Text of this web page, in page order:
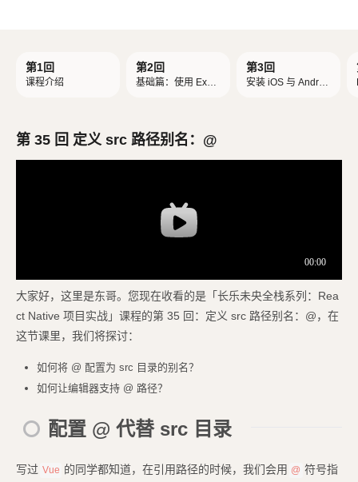
第1回
课程介绍
第2回
基础篇：使用 Expo
第3回
安装 iOS 与 Androi
第 35 回 定义 src 路径别名：@
大家好，这里是东哥。您现在收看的是「长乐未央全栈系列：Rea
ct Native 项目实战」课程的第 35 回：定义 src 路径别名：@，在
这节课里，我们将探讨：
如何将 @ 配置为 src 目录的别名？
如何让编辑器支持 @ 路径？
配置 @ 代替 src 目录
写过 Vue 的同学都知道，在引用路径的时候，我们会用 @ 符号指